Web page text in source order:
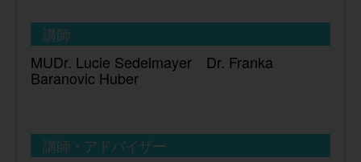
講師
MUDr. Lucie Sedelmayer Dr. Franka
Baranovic Huber
講師・アドバイザー